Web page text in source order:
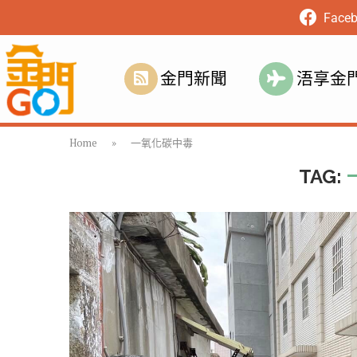
金門新聞 浯享金
Home » 一氧化碳中毒
TAG: